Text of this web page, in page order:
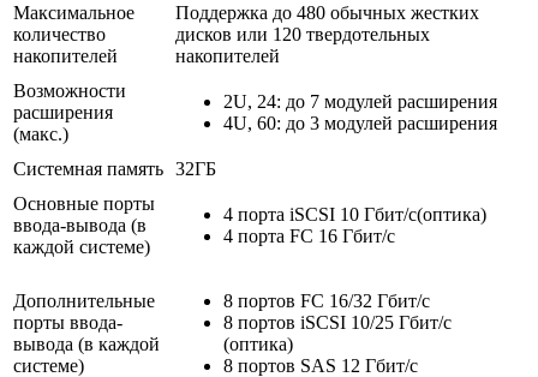
Максимальное
количество
накопителей
Поддержка до 480 обычных жестких
дисков или 120 твердотельных
накопителей
Возможности
расширения
(макс.)
2U, 24: до 7 модулей расширения
4U, 60: до 3 модулей расширения
Системная память 32ГБ
Основные порты
ввода-вывода (в
каждой системе)
4 порта iSCSI 10 Гбит/с(оптика)
4 порта FC 16 Гбит/с
Дополнительные
порты ввода-
вывода (в каждой
системе)
8 портов FC 16/32 Гбит/с
8 портов iSCSI 10/25 Гбит/с
(оптика)
8 портов SAS 12 Гбит/с